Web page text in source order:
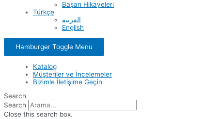
Başarı Hikayeleri
Türkçe
العربية
English
Hamburger Toggle Menu
Katalog
Müşteriler ve İncelemeler
Bizimle İletişime Geçin
Search
Search
Close this search box.